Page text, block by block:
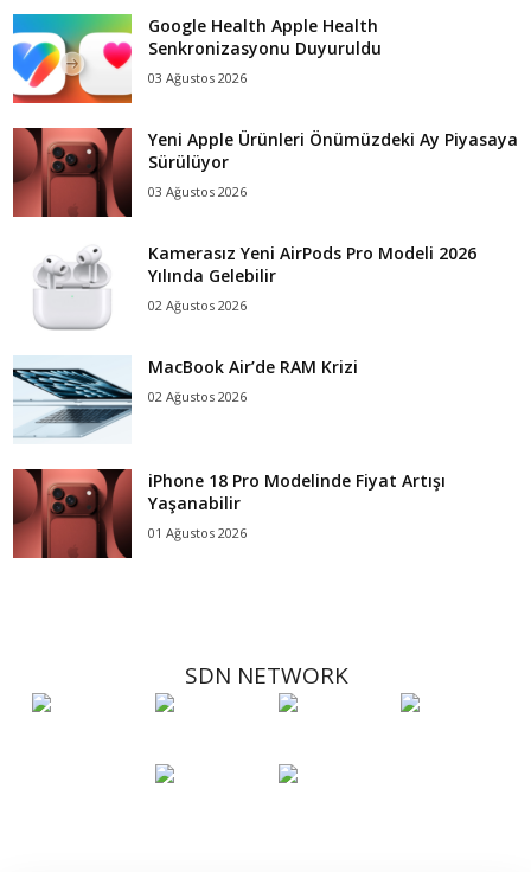
Google Health Apple Health
Senkronizasyonu Duyuruldu
03 Ağustos 2026
Yeni Apple Ürünleri Önümüzdeki Ay Piyasaya
Sürülüyor
03 Ağustos 2026
Kamerasız Yeni AirPods Pro Modeli 2026
Yılında Gelebilir
02 Ağustos 2026
MacBook Air’de RAM Krizi
02 Ağustos 2026
iPhone 18 Pro Modelinde Fiyat Artışı
Yaşanabilir
01 Ağustos 2026
SDN NETWORK